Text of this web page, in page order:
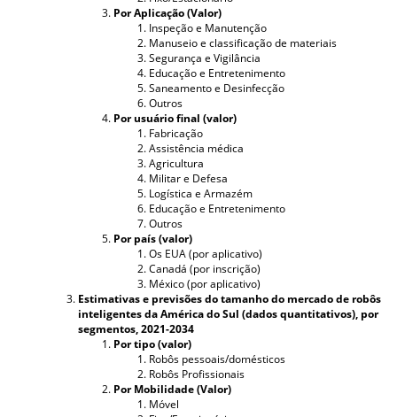
Por Aplicação (Valor)
Inspeção e Manutenção
Manuseio e classificação de materiais
Segurança e Vigilância
Educação e Entretenimento
Saneamento e Desinfecção
Outros
Por usuário final (valor)
Fabricação
Assistência médica
Agricultura
Militar e Defesa
Logística e Armazém
Educação e Entretenimento
Outros
Por país (valor)
Os EUA (por aplicativo)
Canadá (por inscrição)
México (por aplicativo)
Estimativas e previsões do tamanho do mercado de robôs
inteligentes da América do Sul (dados quantitativos), por
segmentos, 2021-2034
Por tipo (valor)
Robôs pessoais/domésticos
Robôs Profissionais
Por Mobilidade (Valor)
Móvel